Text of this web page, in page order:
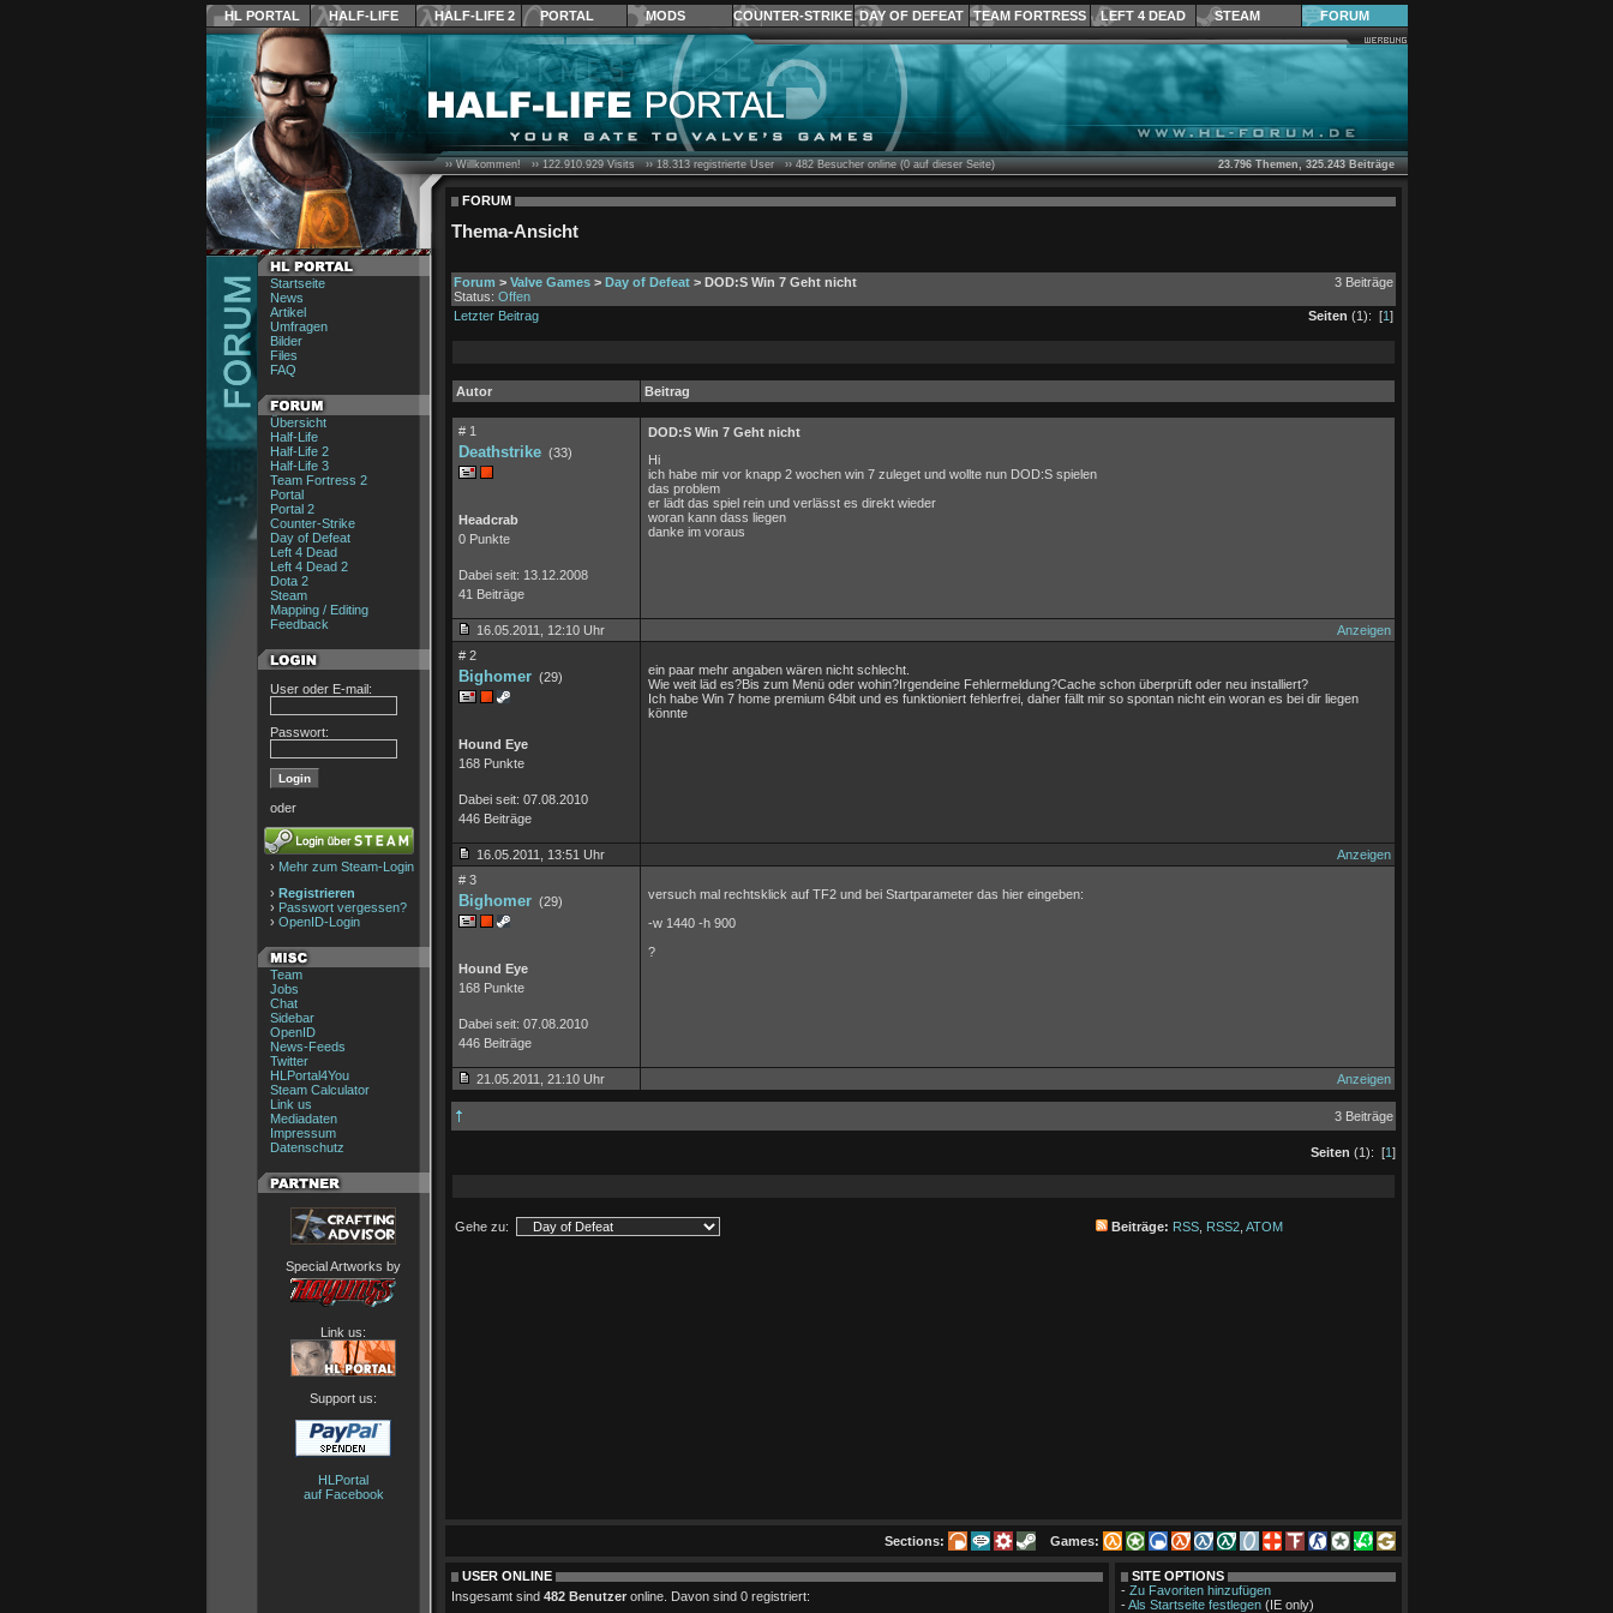
HL PORTAL HALF-LIFE HALF-LIFE 2 PORTAL MODS COUNTER-STRIKE DAY OF DEFEAT TEAM FORTRESS LEFT 4 DEAD STEAM FORUM
Startseite
News
Artikel
Umfragen
Bilder
Files
FAQ
Übersicht
Half-Life
Half-Life 2
Half-Life 3
Team Fortress 2
Portal
Portal 2
Counter-Strike
Day of Defeat
Left 4 Dead
Left 4 Dead 2
Dota 2
Steam
Mapping / Editing
Feedback
User oder E-mail:
Passwort:
oder
› Mehr zum Steam-Login
› Registrieren
› Passwort vergessen?
› OpenID-Login
Team
Jobs
Chat
Sidebar
OpenID
News-Feeds
Twitter
HLPortal4You
Steam Calculator
Link us
Mediadaten
Impressum
Datenschutz
Special Artworks by
Link us:
Support us:
HLPortal
auf Facebook
›› Willkommen! ››122.910.929Visits ››18.313registrierte User ››482Besucher online (0 auf dieser Seite) 23.796 Themen, 325.243 Beiträge
FORUM
Thema-Ansicht
Forum > Valve Games> Day of Defeat> DOD:S Win 7 Geht nicht
Status: Offen
3 Beiträge
Letzter Beitrag Seiten (1): [1]
Autor Beitrag
# 1
Deathstrike(33)
Headcrab
0 Punkte
Dabei seit: 13.12.2008
41 Beiträge
DOD:S Win 7 Geht nicht
Hi
ich habe mir vor knapp 2 wochen win 7 zuleget und wollte nun DOD:S spielen
das problem
er lädt das spiel rein und verlässt es direkt wieder
woran kann dass liegen
danke im voraus
16.05.2011, 12:10 Uhr
Anzeigen
# 2
Bighomer(29)
Hound Eye
168 Punkte
Dabei seit: 07.08.2010
446 Beiträge
ein paar mehr angaben wären nicht schlecht.
Wie weit läd es?Bis zum Menü oder wohin?Irgendeine Fehlermeldung?Cache schon überprüft oder neu installiert?
Ich habe Win 7 home premium 64bit und es funktioniert fehlerfrei, daher fällt mir so spontan nicht ein woran es bei dir liegen
könnte
16.05.2011, 13:51 Uhr
Anzeigen
# 3
Bighomer(29)
Hound Eye
168 Punkte
Dabei seit: 07.08.2010
446 Beiträge
versuch mal rechtsklick auf TF2 und bei Startparameter das hier eingeben:
-w 1440 -h 900
?
21.05.2011, 21:10 Uhr Anzeigen
3 Beiträge
Seiten (1): [1]
Gehe zu: Beiträge: RSS, RSS2, ATOM
Sections: Games:
USER ONLINE
Insgesamt sind 482 Benutzeronline. Davon sind 0 registriert:
SITE OPTIONS
- Zu Favoriten hinzufügen
-Als Startseite festlegen(IE only)